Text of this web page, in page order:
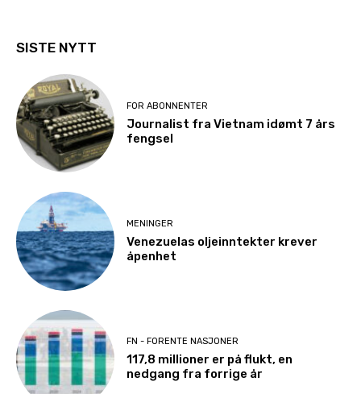
SISTE NYTT
FOR ABONNENTER
Journalist fra Vietnam idømt 7 års
fengsel
MENINGER
Venezuelas oljeinntekter krever
åpenhet
FN - FORENTE NASJONER
117,8 millioner er på flukt, en
nedgang fra forrige år